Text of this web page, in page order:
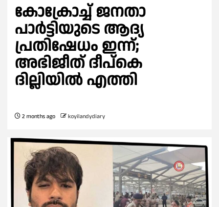
കോക്രോച്ച് ജനതാ
പാർട്ടിയുടെ ആദ്യ
പ്രതിഷേധം ഇന്ന്;
അഭിജീത് ദീപ്കെ
ദില്ലിയിൽ എത്തി
2 months ago koyilandydiary